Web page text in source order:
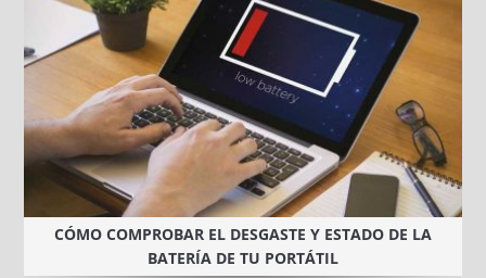
CÓMO COMPROBAR EL DESGASTE Y ESTADO DE LA
BATERÍA DE TU PORTÁTIL